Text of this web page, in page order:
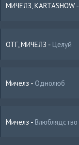
МИЧЕЛЗ, KARTASHOW-
ОТГ, МИЧЕЛЗ - Целуй
Мичелз - Однолюб
Мичелз - Влюблядство